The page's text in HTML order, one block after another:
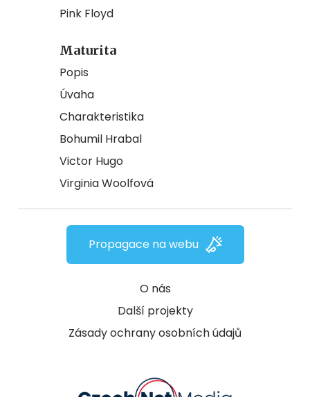
Pink Floyd
Maturita
Popis
Úvaha
Charakteristika
Bohumil Hrabal
Victor Hugo
Virginia Woolfová
O nás
Další projekty
Zásady ochrany osobních údajů
Propagace na webu